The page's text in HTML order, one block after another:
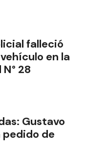
falleció
en la
28
Gustavo
pedido de